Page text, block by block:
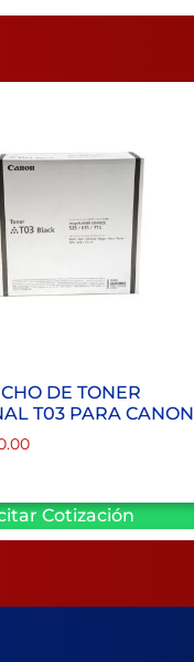
DE TONER
T03 PARA CANON
Cotización